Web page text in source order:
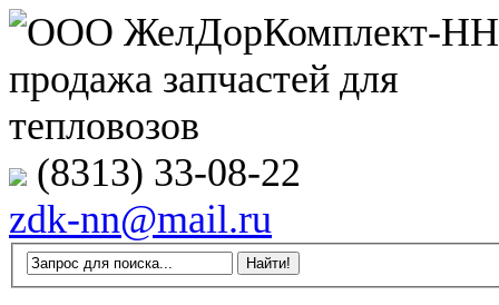
(8313) 33-08-22
zdk-nn@mail.ru